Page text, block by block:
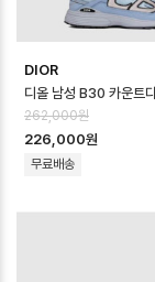
DIOR
262,000원
226,000원
무료배송